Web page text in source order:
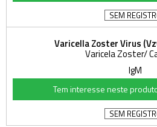
SEM
Varicella Zoster Virus
Varicela Zoster/
IgM
Tem interesse neste
SEM